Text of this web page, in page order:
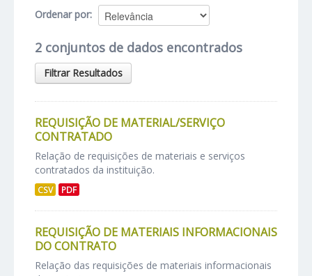
Ordenar por
2 conjuntos de dados encontrados
Filtrar Resultados
REQUISIÇÃO DE MATERIAL/SERVIÇO
CONTRATADO
Relação de requisições de materiais e serviços
contratados da instituição.
CSV PDF
REQUISIÇÃO DE MATERIAIS INFORMACIONAIS
DO CONTRATO
Relação das requisições de materiais informacionais